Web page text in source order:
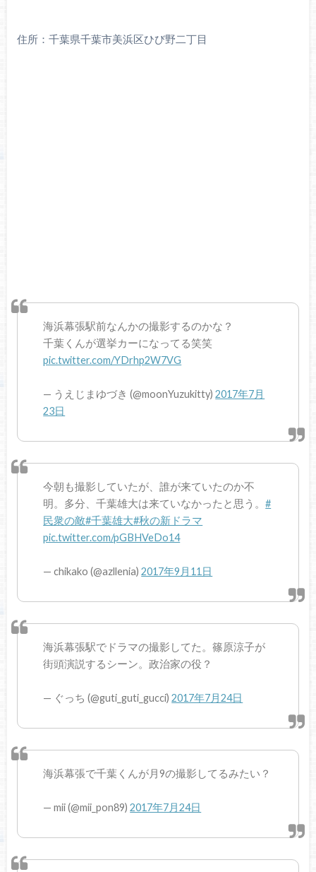
住所：千葉県千葉市美浜区ひび野二丁目
海浜幕張駅前なんかの撮影するのかな？
千葉くんが選挙カーになってる笑笑
pic.twitter.com/YDrhp2W7VG
— うえじまゆづき (@moonYuzukitty)2017年7月
23日
今朝も撮影していたが、誰が来ていたのか不
明。多分、千葉雄大は来ていなかったと思う。#
民衆の敵#千葉雄大#秋の新ドラマ
pic.twitter.com/pGBHVeDo14
— chikako (@azllenia)2017年9月11日
海浜幕張駅でドラマの撮影してた。篠原涼子が
街頭演説するシーン。政治家の役？
— ぐっち (@guti_guti_gucci)2017年7月24日
海浜幕張で千葉くんが月9の撮影してるみたい？
— mii (@mii_pon89)2017年7月24日